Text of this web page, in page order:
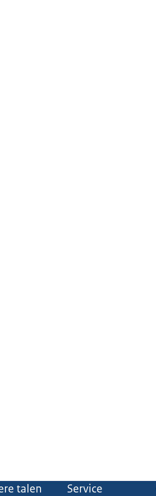
talen Service